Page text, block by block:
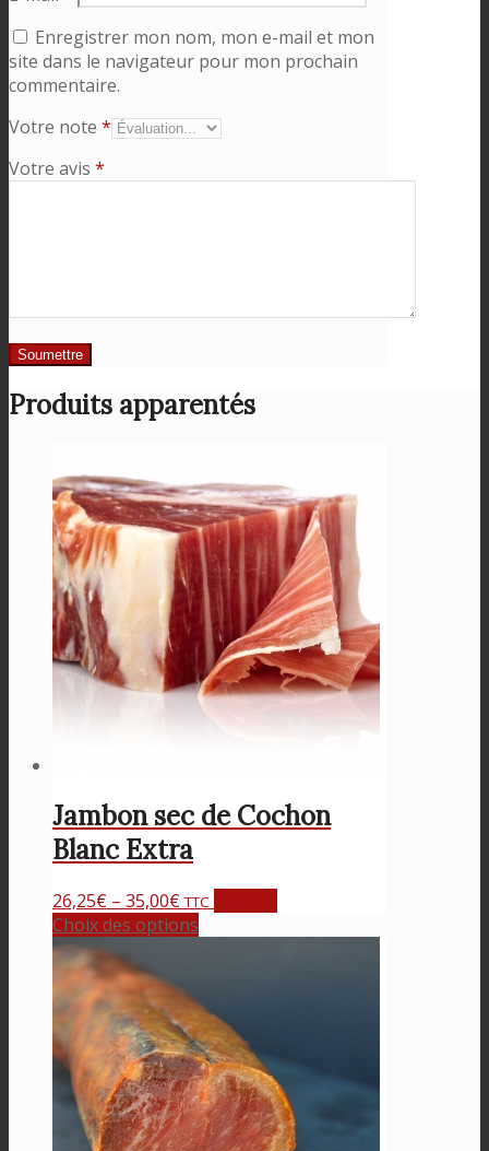
Enregistrer mon nom, mon e-mail et mon
site dans le navigateur pour mon prochain
commentaire.
Votre note *
Votre avis *
Produits apparentés
Jambon sec de Cochon
Blanc Extra
26,25€ – 35,00€ TTC
Choix des options